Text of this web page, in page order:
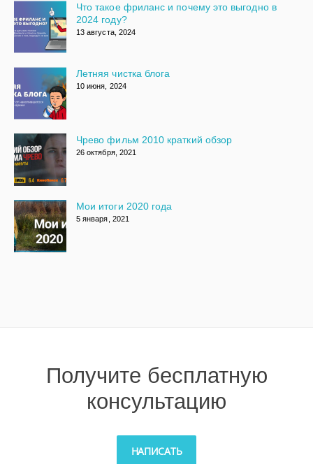
Что такое фриланс и почему это выгодно в
2024 году?
13 августа, 2024
Летняя чистка блога
10 июня, 2024
Чрево фильм 2010 краткий обзор
26 октября, 2021
Мои итоги 2020 года
5 января, 2021
Получите бесплатную
консультацию
НАПИСАТЬ